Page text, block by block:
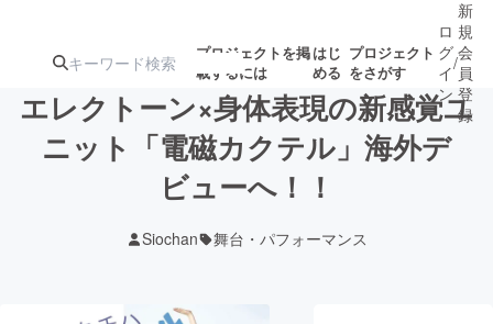
プロジェクトを掲
載するには
はじ
める
プロジェクト
をさがす
注目の新着プロ募集終了が近いプ
ロ
グ
イ
ン
/
新
規
会
員
登
録
エレクトーン×身体表現の新感覚ユ
ニット「電磁カクテル」海外デ
ビューへ！！
Siochan 舞台・パフォーマンス